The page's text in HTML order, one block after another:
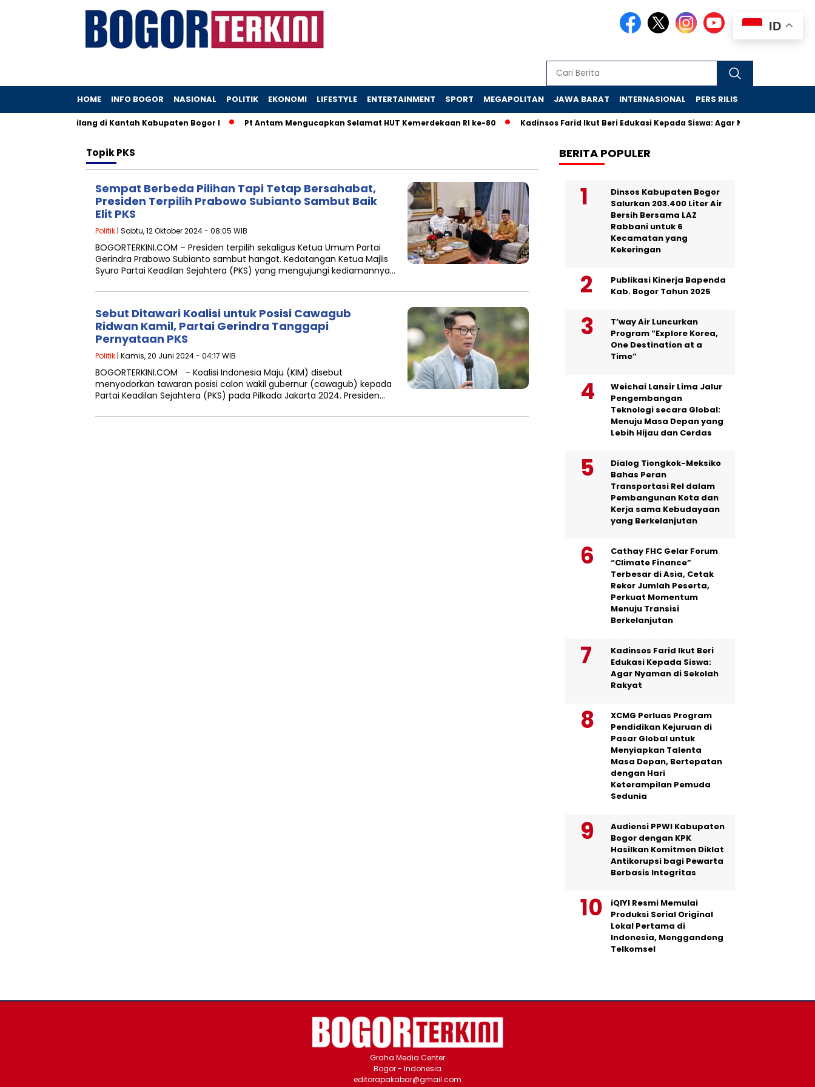
HOME INFO BOGOR NASIONAL POLITIK EKONOMI LIFESTYLE ENTERTAINMENT SPORT MEGAPOLITAN JAWA BARAT INTERNASIONAL PERS RILIS
yang Diduga Hilang di Kantah Kabupaten Bogor I Pt Antam Mengucapkan Selamat HUT Kemerdekaan RI ke-80 Kadinsos Farid Ikut Beri Edukasi Kepada Siswa: Agar Nyaman di Sekolah
TopikPKS
Sempat Berbeda Pilihan Tapi Tetap Bersahabat,
Presiden Terpilih Prabowo Subianto Sambut Baik
Elit PKS
Politik | Sabtu, 12 Oktober 2024 - 08:05 WIB
BOGORTERKINI.COM – Presiden terpilih sekaligus Ketua Umum Partai
Gerindra Prabowo Subianto sambut hangat. Kedatangan Ketua Majlis
Syuro Partai Keadilan Sejahtera (PKS) yang mengujungi kediamannya…
Sebut Ditawari Koalisi untuk Posisi Cawagub
Ridwan Kamil, Partai Gerindra Tanggapi
Pernyataan PKS
Politik | Kamis, 20 Juni 2024 - 04:17 WIB
BOGORTERKINI.COM – Koalisi Indonesia Maju (KIM) disebut
menyodorkan tawaran posisi calon wakil gubernur (cawagub) kepada
Partai Keadilan Sejahtera (PKS) pada Pilkada Jakarta 2024. Presiden…
BERITA POPULER
Dinsos Kabupaten Bogor
Salurkan 203.400 Liter Air
Bersih Bersama LAZ
Rabbani untuk 6
Kecamatan yang
Kekeringan
Publikasi Kinerja Bapenda
Kab. Bogor Tahun 2025
T’way Air Luncurkan
Program “Explore Korea,
One Destination at a
Time”
Weichai Lansir Lima Jalur
Pengembangan
Teknologi secara Global:
Menuju Masa Depan yang
Lebih Hijau dan Cerdas
Dialog Tiongkok-Meksiko
Bahas Peran
Transportasi Rel dalam
Pembangunan Kota dan
Kerja sama Kebudayaan
yang Berkelanjutan
Cathay FHC Gelar Forum
“Climate Finance”
Terbesar di Asia, Cetak
Rekor Jumlah Peserta,
Perkuat Momentum
Menuju Transisi
Berkelanjutan
Kadinsos Farid Ikut Beri
Edukasi Kepada Siswa:
Agar Nyaman di Sekolah
Rakyat
XCMG Perluas Program
Pendidikan Kejuruan di
Pasar Global untuk
Menyiapkan Talenta
Masa Depan, Bertepatan
dengan Hari
Keterampilan Pemuda
Sedunia
Audiensi PPWI Kabupaten
Bogor dengan KPK
Hasilkan Komitmen Diklat
Antikorupsi bagi Pewarta
Berbasis Integritas
iQIYI Resmi Memulai
Produksi Serial Original
Lokal Pertama di
Indonesia, Menggandeng
Telkomsel
ID
Graha Media Center
Bogor - Indonesia
editorapakabar@gmail.com